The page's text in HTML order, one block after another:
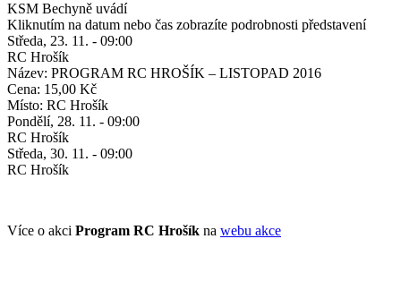
KSM Bechyně uvádí
Kliknutím na datum nebo čas zobrazíte podrobnosti představení
Středa, 23. 11. - 09:00
RC Hrošík
Název: PROGRAM RC HROŠÍK – LISTOPAD 2016
Cena: 15,00 Kč
Místo: RC Hrošík
Pondělí, 28. 11. - 09:00
RC Hrošík
Středa, 30. 11. - 09:00
RC Hrošík
Více o akci Program RC Hrošík na webu akce